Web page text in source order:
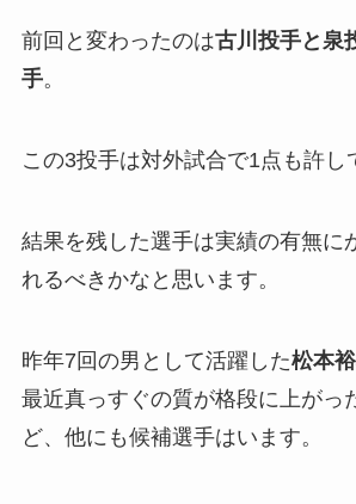
前回と変わったのは古川投手と泉
手。
この3投手は対外試合で1点も許し
結果を残した選手は実績の有無に
れるべきかなと思います。
昨年7回の男として活躍した松本
最近真っすぐの質が格段に上がっ
ど、他にも候補選手はいます。